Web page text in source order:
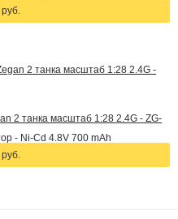
2 танка масштаб 1:28 2.4G - ZG-
- Ni-Cd 4.8V 700 mAh